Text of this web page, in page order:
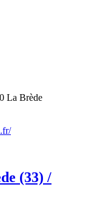
La Brède
(33) /